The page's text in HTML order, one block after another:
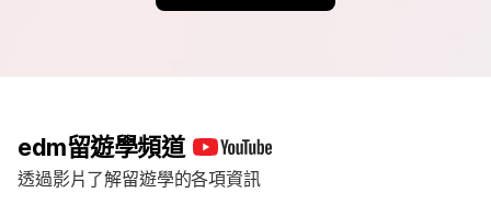
edm留遊學頻道
透過影片了解留遊學的各項資訊